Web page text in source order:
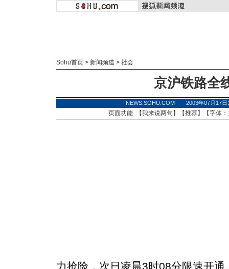
Sohu首页 > 新闻频道 > 社会
京沪铁路全
NEWS.SOHU.COM 2003年07月17
页面功能 【我来说两句 】【推荐】【字体：
力抢险，次日凌晨3时08分限速开通